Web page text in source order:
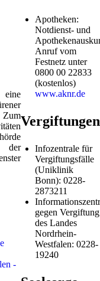
der
-
Apotheken:
Notdienst- und
Anruf vom
Festnetz unter
0800 00 22833
(kostenlos)
www.aknr.de
Vergiftungen
Infozentrale für
Vergiftungsfälle
(Uniklinik
Bonn): 0228-
2873211
gegen Vergiftung
des Landes
Nordrhein-
Westfalen: 0228-
19240